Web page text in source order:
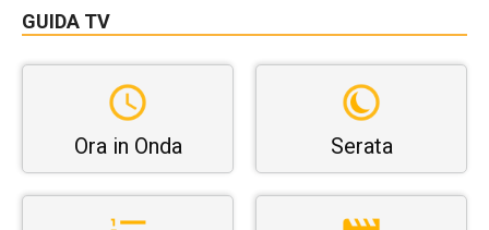
GUIDA TV
Ora in Onda Serata